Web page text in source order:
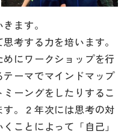
ます。
考する力を培います。
にワークショップを行
ーマでマインドマップ
ーングをしたりするこ
。２年次には思考の対
ことによって「自己」